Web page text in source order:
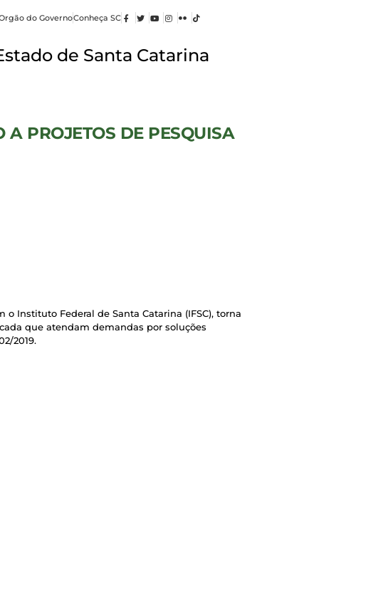
do GovernoConheça SC
de Santa Catarina
PROJETOS DE PESQUISA
Instituto Federal de Santa Catarina (IFSC), torna
que atendam demandas por soluções
2019.